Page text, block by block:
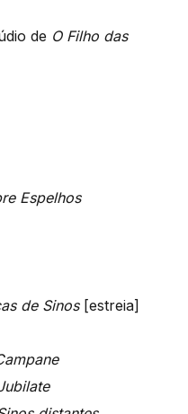
de O Filho das
Espelhos
de Sinos[estreia]